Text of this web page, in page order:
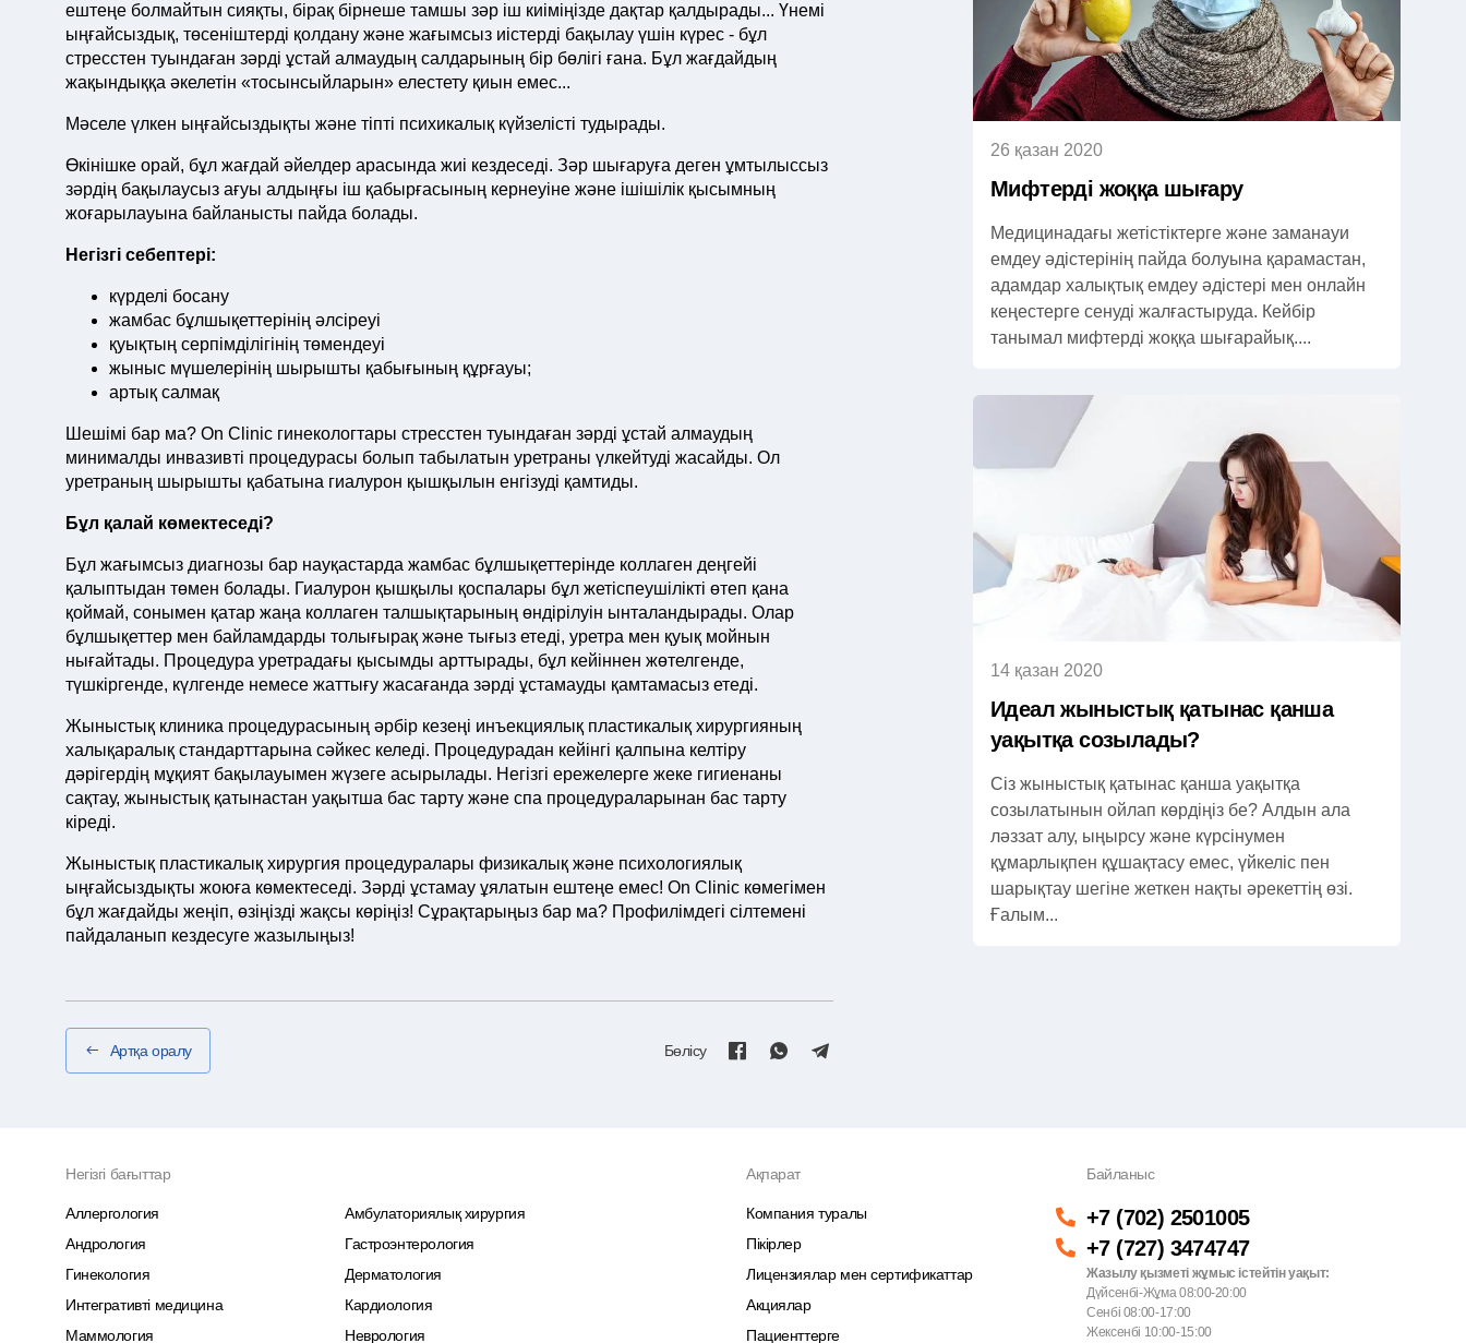
ештеңе болмайтын сияқты, бірақ бірнеше тамшы зәр іш киіміңізде дақтар қалдырады... Үнемі
ыңғайсыздық, төсеніштерді қолдану және жағымсыз иістерді бақылау үшін күрес - бұл
стресстен туындаған зәрді ұстай алмаудың салдарының бір бөлігі ғана. Бұл жағдайдың
жақындыққа әкелетін «тосынсыйларын» елестету қиын емес...
Мәселе үлкен ыңғайсыздықты және тіпті психикалық күйзелісті тудырады.
Өкінішке орай, бұл жағдай әйелдер арасында жиі кездеседі. Зәр шығаруға деген ұмтылыссыз
зәрдің бақылаусыз ағуы алдыңғы іш қабырғасының кернеуіне және ішішілік қысымның
жоғарылауына байланысты пайда болады.
Негізгі себептері:
күрделі босану
жамбас бұлшықеттерінің әлсіреуі
қуықтың серпімділігінің төмендеуі
жыныс мүшелерінің шырышты қабығының құрғауы;
артық салмақ
Шешімі бар ма? On Clinic гинекологтары стресстен туындаған зәрді ұстай алмаудың
минималды инвазивті процедурасы болып табылатын уретраны үлкейтуді жасайды. Ол
уретраның шырышты қабатына гиалурон қышқылын енгізуді қамтиды.
Бұл қалай көмектеседі?
Бұл жағымсыз диагнозы бар науқастарда жамбас бұлшықеттерінде коллаген деңгейі
қалыптыдан төмен болады. Гиалурон қышқылы қоспалары бұл жетіспеушілікті өтеп қана
қоймай, сонымен қатар жаңа коллаген талшықтарының өндірілуін ынталандырады. Олар
бұлшықеттер мен байламдарды толығырақ және тығыз етеді, уретра мен қуық мойнын
нығайтады. Процедура уретрадағы қысымды арттырады, бұл кейіннен жөтелгенде,
түшкіргенде, күлгенде немесе жаттығу жасағанда зәрді ұстамауды қамтамасыз етеді.
Жыныстық клиника процедурасының әрбір кезеңі инъекциялық пластикалық хирургияның
халықаралық стандарттарына сәйкес келеді. Процедурадан кейінгі қалпына келтіру
дәрігердің мұқият бақылауымен жүзеге асырылады. Негізгі ережелерге жеке гигиенаны
сақтау, жыныстық қатынастан уақытша бас тарту және спа процедураларынан бас тарту
кіреді.
Жыныстық пластикалық хирургия процедуралары физикалық және психологиялық
ыңғайсыздықты жоюға көмектеседі. Зәрді ұстамау ұялатын ештеңе емес! On Clinic көмегімен
бұл жағдайды жеңіп, өзіңізді жақсы көріңіз! Сұрақтарыңыз бар ма? Профилімдегі сілтемені
пайдаланып кездесуге жазылыңыз!
Артқа оралу Бөлісу
26 қазан 2020
Мифтерді жоққа шығару
Медицинадағы жетістіктерге және заманауи
емдеу әдістерінің пайда болуына қарамастан,
адамдар халықтық емдеу әдістері мен онлайн
кеңестерге сенуді жалғастыруда. Кейбір
танымал мифтерді жоққа шығарайық....
14 қазан 2020
Идеал жыныстық қатынас қанша
уақытқа созылады?
Сіз жыныстық қатынас қанша уақытқа
созылатынын ойлап көрдіңіз бе? Алдын ала
ләззат алу, ыңырсу және күрсінумен
құмарлықпен құшақтасу емес, үйкеліс пен
шарықтау шегіне жеткен нақты әрекеттің өзі.
Ғалым...
Негізгі бағыттар
Аллергология
Амбулаториялық хирургия
Андрология
Гастроэнтерология
Гинекология
Дерматология
Интегративті медицина
Кардиология
Маммология
Неврология
Ақпарат
Компания туралы
Пікірлер
Лицензиялар мен сертификаттар
Акциялар
Пациенттерге
Байланыс
+7 (702) 2501005
+7 (727) 3474747
Жазылу қызметі жұмыс істейтін уақыт:
Дүйсенбі-Жұма 08:00-20:00
Сенбі 08:00-17:00
Жексенбі 10:00-15:00